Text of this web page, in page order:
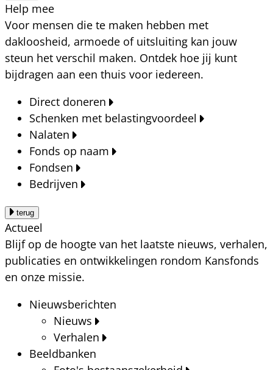
Help mee
Voor mensen die te maken hebben met
dakloosheid, armoede of uitsluiting kan jouw
steun het verschil maken. Ontdek hoe jij kunt
bijdragen aan een thuis voor iedereen.
Direct doneren
Schenken met belastingvoordeel
Nalaten
Fonds op naam
Fondsen
Bedrijven
terug
Actueel
Blijf op de hoogte van het laatste nieuws, verhalen,
publicaties en ontwikkelingen rondom Kansfonds
en onze missie.
Nieuwsberichten
Nieuws
Verhalen
Beeldbanken